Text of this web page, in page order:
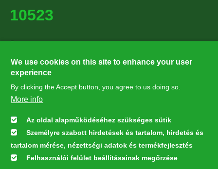
10523
Supporters
27224
Hírlevél feliratkozás
Feliratkozás
We use cookies on this site to enhance your user
experience
By clicking the Accept button, you agree to us doing so.
More info
Az oldal alapműködéséhez szükséges sütik
Személyre szabott hirdetések és tartalom, hirdetés és
tartalom mérése, nézettségi adatok és termékfejlesztés
Felhasználói felület beállításainak megőrzése